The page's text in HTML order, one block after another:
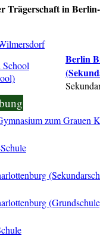
Trägerschaft in
Berlin
zum Grauen